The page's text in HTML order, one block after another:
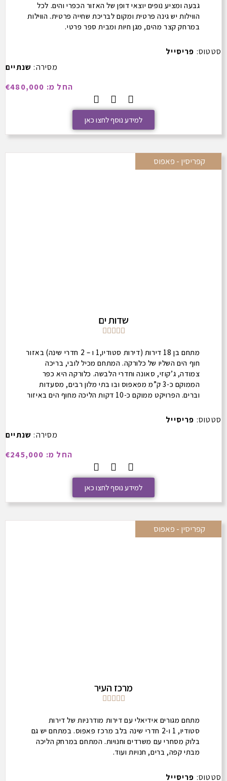
גבעה ומציע נופים יוצאי דופן של האזור הכפרי והים. לכל
הווילות יש גינה פרטית ומקום לבריכת שחייה פרטית. הווילות
במרחק קצר מהים, מגן חיות ומבית ספר פרטי.
סטטוס: פריסייל
מסירה: שנתיים
החל מ: €480,000
למידע נוסף לחצו כאן
קפריסין - פאפוס
שדות ים





מתחם בן 18 דירות (דירות סטודיו,1 ו – 2 חדרי שינה)
באזור
חוף הים השליו של כלורקה. המתחם מכיל לובי, בריכה
צמודה, ג’קוזי, סאונה וחדרי הלבשה. כלורקה היא כפר
הממוקם כ-3 ק”מ מפאפוס ובו בתי מלון רבים, מסעדות
וברים
. הפרויקט ממוקם כ-10 דקות הליכה מחוף הים באיזור
סטטוס: פריסייל
מסירה: שנתיים
החל מ: €245,000
למידע נוסף לחצו כאן
קפריסין - פאפוס
מרכז העיר





מתחם מגורים אידיאלי עם דירות מודרניות של דירות
סטודיו, 1 ו-2 חדרי שינה בלב מרכז פאפוס. במתחם יש גם
בלוק מסחרי עם משרדים וחנויות. המתחם במרחק הליכה
מבתי קפה, ברים, חנויות ועוד.
סטטוס: פריסייל